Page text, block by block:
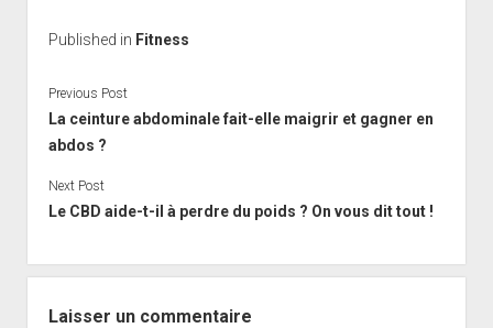
Published in Fitness
Previous Post
La ceinture abdominale fait-elle maigrir et gagner en
abdos ?
Next Post
Le CBD aide-t-il à perdre du poids ? On vous dit tout !
Laisser un commentaire